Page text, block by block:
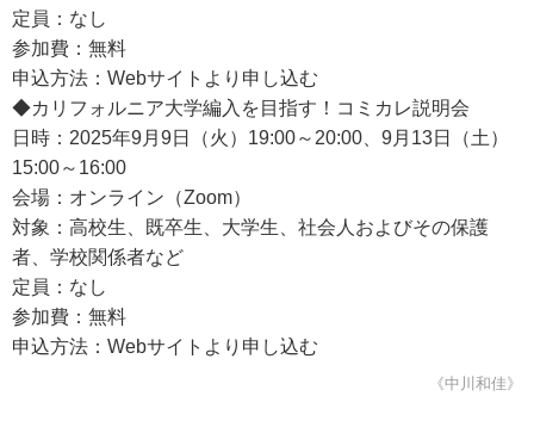
定員：なし
参加費：無料
申込方法：Webサイトより申し込む
◆カリフォルニア大学編入を目指す！コミカレ説明会
日時：2025年9月9日（火）19:00～20:00、9月13日（土）
15:00～16:00
会場：オンライン（Zoom）
対象：高校生、既卒生、大学生、社会人およびその保護
者、学校関係者など
定員：なし
参加費：無料
申込方法：Webサイトより申し込む
《中川和佳》